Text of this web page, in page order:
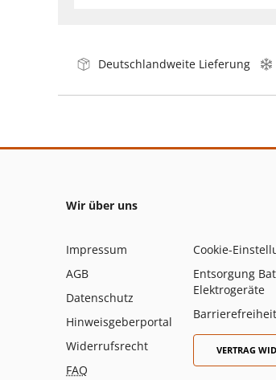
Deutschlandweite Lieferung
Wir über uns
Impressum
AGB
Datenschutz
Hinweisgeberportal
Widerrufsrecht
FAQ
Cookie-
Entsorgung
Elektrogeräte
VERTRAG